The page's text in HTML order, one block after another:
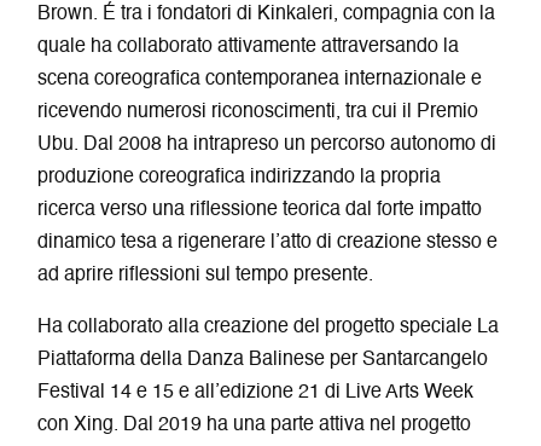
Brown. É tra i fondatori di Kinkaleri, compagnia con la
quale ha collaborato attivamente attraversando la
scena coreografica contemporanea internazionale e
ricevendo numerosi riconoscimenti, tra cui il Premio
Ubu. Dal 2008 ha intrapreso un percorso autonomo di
produzione coreografica indirizzando la propria
ricerca verso una riflessione teorica dal forte impatto
dinamico tesa a rigenerare l’atto di creazione stesso e
ad aprire riflessioni sul tempo presente.
Ha collaborato alla creazione del progetto speciale La
Piattaforma della Danza Balinese per Santarcangelo
Festival 14 e 15 e all’edizione 21 di Live Arts Week
con Xing. Dal 2019 ha una parte attiva nel progetto